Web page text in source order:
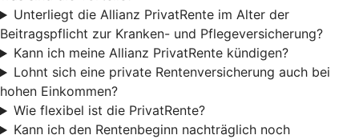
Unterliegt die Allianz PrivatRente im Alter der
Beitragspflicht zur Kranken- und Pflegeversicherung?
Kann ich meine Allianz PrivatRente kündigen?
Lohnt sich eine private Rentenversicherung auch bei
hohen Einkommen?
Wie flexibel ist die PrivatRente?
Kann ich den Rentenbeginn nachträglich noch